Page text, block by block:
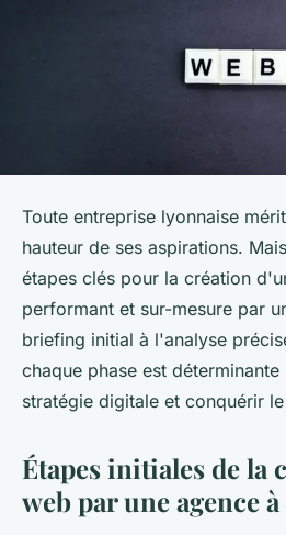
Toute entreprise lyonnaise
hauteur de ses aspirations.
étapes clés pour la création
performant et sur-mesure par
briefing initial à l'analyse
chaque phase est
stratégie digitale et conquérir
Étapes initiales de la
web par une agence